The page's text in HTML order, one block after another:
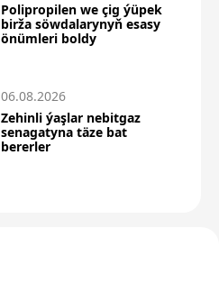
Polipropilen we çig ýüpek
birža söwdalarynyň esasy
önümleri boldy
06.08.2026
Zehinli ýaşlar nebitgaz
senagatyna täze bat
bererler